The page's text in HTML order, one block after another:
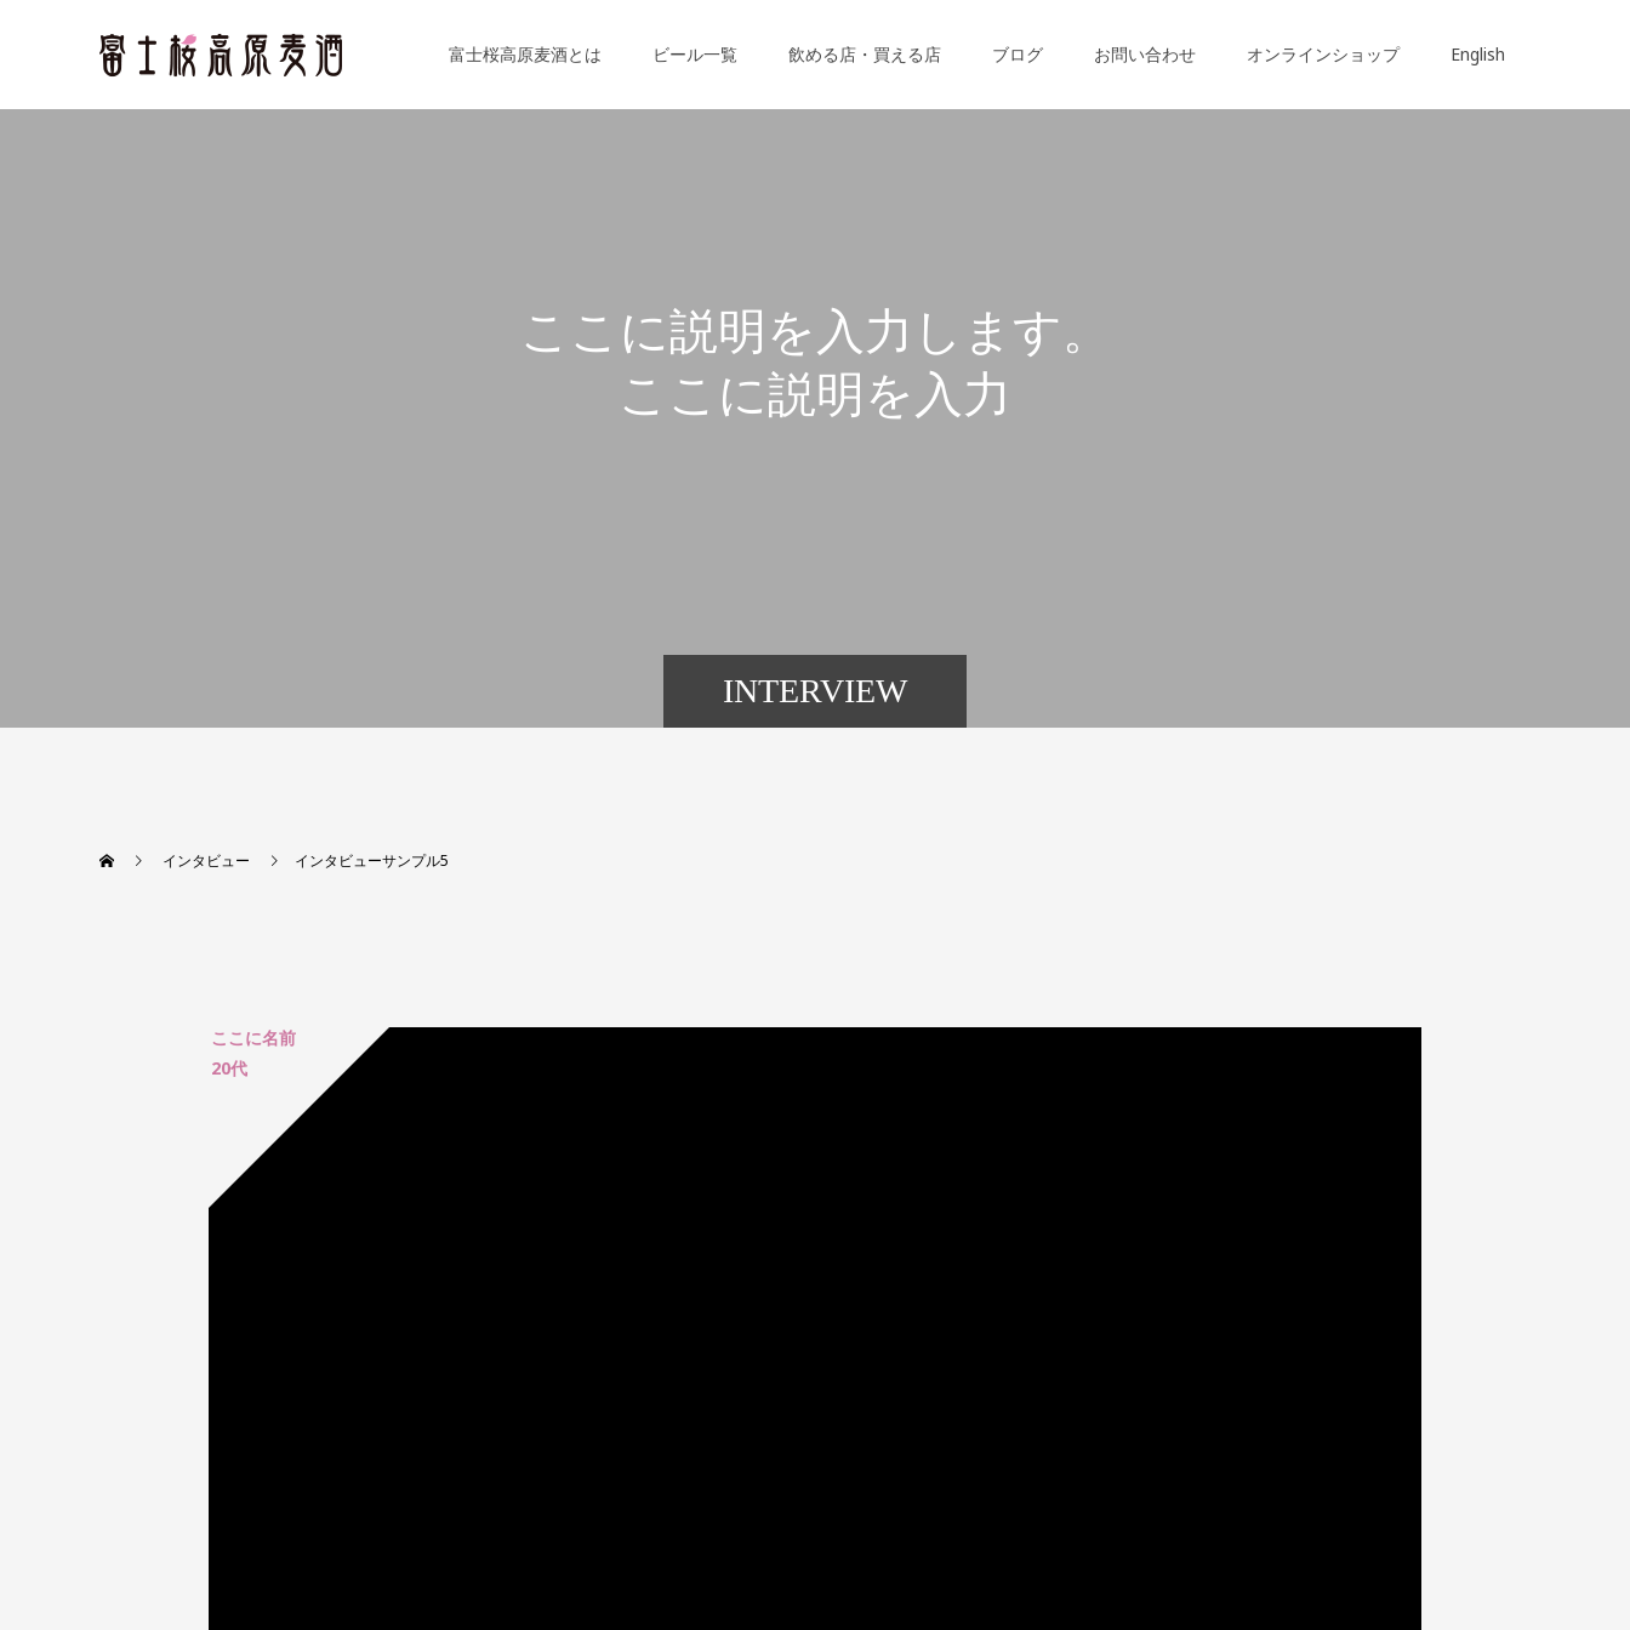
富士桜高原麦酒とは ビール一覧 飲める店・買える店 ブログ お問い合わせ オンラインショップ English
INTERVIEW
こ こ に説明 を 入 力 し ま す。
に 説 明を入 力 し ま
インタビュー インタビューサンプル5
ここに名前
20代